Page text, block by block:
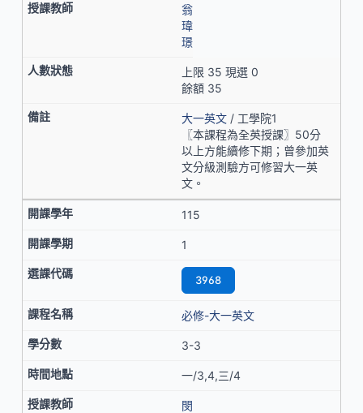
翁
瑋
璟
上限 35 現選 0
餘額 35
大一英文 / 工學院1
〖本課程為全英授課〗50分
以上方能續修下期；曾參加英
文分級測驗方可修習大一英
文。
115
1
3968
必修-大一英文
3-3
一/3,4,三/4
閔